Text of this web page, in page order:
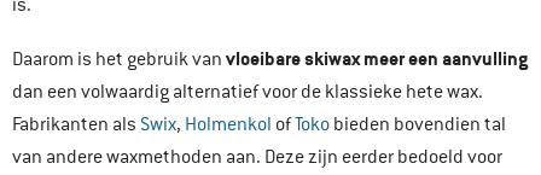
is.
Daarom is het gebruik van vloeibare skiwax meer een aanvulling
dan een volwaardig alternatief voor de klassieke hete wax.
Fabrikanten als Swix, Holmenkol ofToko bieden bovendien tal
van andere waxmethoden aan. Deze zijn eerder bedoeld voor